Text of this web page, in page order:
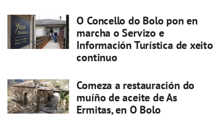
O Concello do Bolo pon en
marcha o Servizo e
Información Turística de xeito
continuo
Comeza a restauración do
muíño de aceite de As
Ermitas, en O Bolo